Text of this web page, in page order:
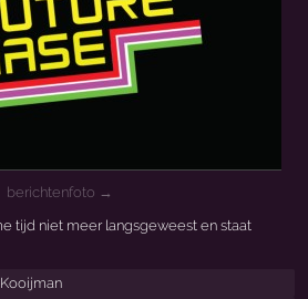
berichtenfoto →
tijd niet meer langsgeweest en staat